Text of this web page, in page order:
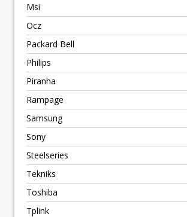
Msi
Ocz
Packard Bell
Philips
Piranha
Rampage
Samsung
Sony
Steelseries
Tekniks
Toshiba
Tplink